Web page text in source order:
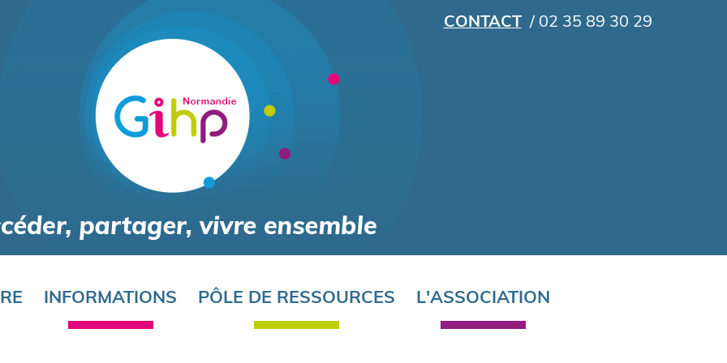
contenu
principal
CONTACT/ 02 35 89 30 29
INFORMATIONS PÔLE DE RESSOURCES L'ASSOCIATION